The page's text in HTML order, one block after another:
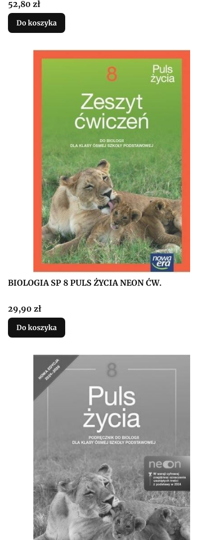
Cena
52,80 zł
Do koszyka
BIOLOGIA SP 8 PULS ŻYCIA NEON ĆW.
Cena
29,90 zł
Do koszyka